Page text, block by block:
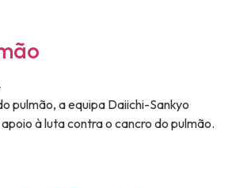
pulmão, a equipa Daiichi-Sankyo
à luta contra o cancro do pulmão.